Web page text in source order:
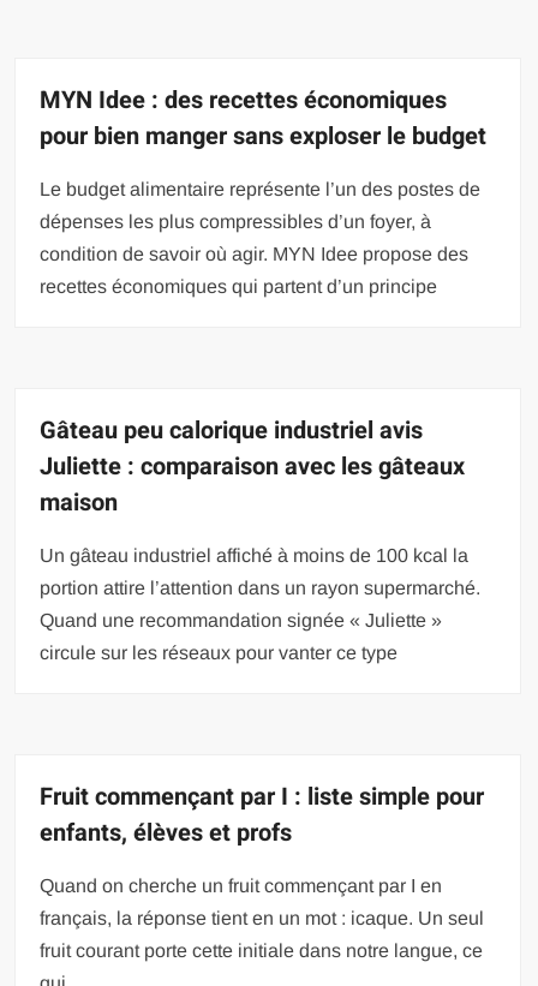
MYN Idee : des recettes économiques
pour bien manger sans exploser le budget
Le budget alimentaire représente l’un des postes de
dépenses les plus compressibles d’un foyer, à
condition de savoir où agir. MYN Idee propose des
recettes économiques qui partent d’un principe
Gâteau peu calorique industriel avis
Juliette : comparaison avec les gâteaux
maison
Un gâteau industriel affiché à moins de 100 kcal la
portion attire l’attention dans un rayon supermarché.
Quand une recommandation signée « Juliette »
circule sur les réseaux pour vanter ce type
Fruit commençant par I : liste simple pour
enfants, élèves et profs
Quand on cherche un fruit commençant par I en
français, la réponse tient en un mot : icaque. Un seul
fruit courant porte cette initiale dans notre langue, ce